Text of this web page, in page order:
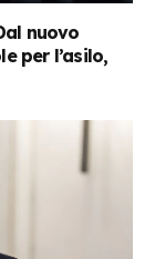
nuovo
per l’asilo,